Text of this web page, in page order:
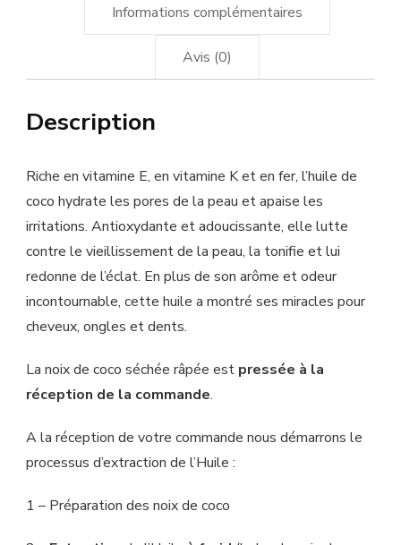
Informations complémentaires
Avis (0)
Description
Riche en vitamine E, en vitamine K et en fer, l’huile de
coco hydrate les pores de la peau et apaise les
irritations. Antioxydante et adoucissante, elle lutte
contre le vieillissement de la peau, la tonifie et lui
redonne de l’éclat. En plus de son arôme et odeur
incontournable, cette huile a montré ses miracles pour
cheveux, ongles et dents.
La noix de coco séchée râpée est pressée à la
réception de la commande.
A la réception de votre commande nous démarrons le
processus d’extraction de l’Huile :
1 – Préparation des noix de coco